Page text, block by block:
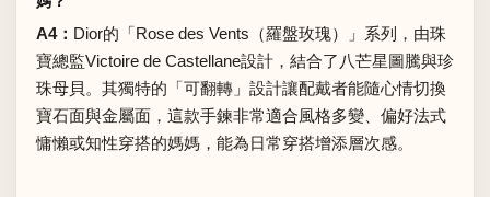
A4： Dior的「Rose des Vents（羅盤玫瑰）」系列，由珠
寶總監Victoire de Castellane設計，結合了八芒星圖騰與珍
珠母貝。其獨特的「可翻轉」設計讓配戴者能隨心情切換
寶石面與金屬面，這款手鍊非常適合風格多變、偏好法式
慵懶或知性穿搭的媽媽，能為日常穿搭增添層次感。